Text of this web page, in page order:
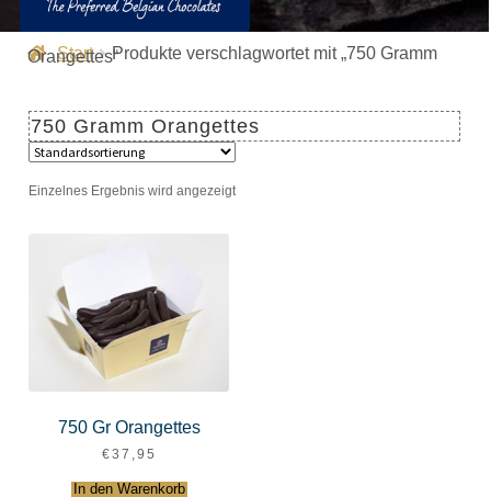
Start Produkte verschlagwortet mit „750 Gramm
Orangettes“
750 Gramm Orangettes
Einzelnes Ergebnis wird angezeigt
750 Gr Orangettes
€37,95
In den Warenkorb